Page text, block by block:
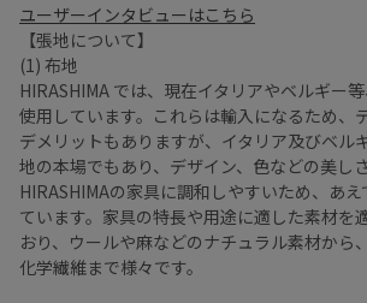
ユーザーインタビューはこちら
【張地について】
(1) 布地
HIRASHIMA では、現在イタリアやベルギー
使用しています。これらは輸入になるため、
デメリットもありますが、イタリア及びベル
地の本場でもあり、デザイン、色などの美し
HIRASHIMAの家具に調和しやすいため、あ
ています。家具の特長や用途に適した素材を
おり、ウールや麻などのナチュラル素材から
化学繊維まで様々です。